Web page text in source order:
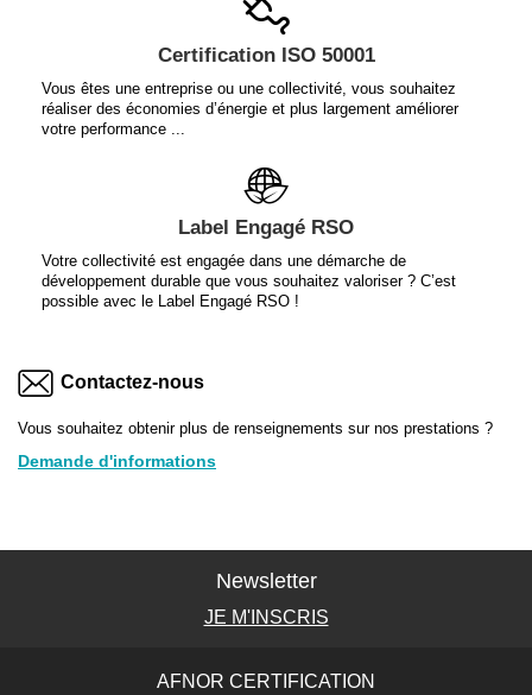
Certification ISO 50001
Vous êtes une entreprise ou une collectivité, vous souhaitez
réaliser des économies d’énergie et plus largement améliorer
votre performance ...
Label Engagé RSO
Votre collectivité est engagée dans une démarche de
développement durable que vous souhaitez valoriser ? C’est
possible avec le Label Engagé RSO !
Contactez-nous
Vous souhaitez obtenir plus de renseignements sur nos prestations ?
Demande d'informations
Newsletter
JE M'INSCRIS
AFNOR CERTIFICATION